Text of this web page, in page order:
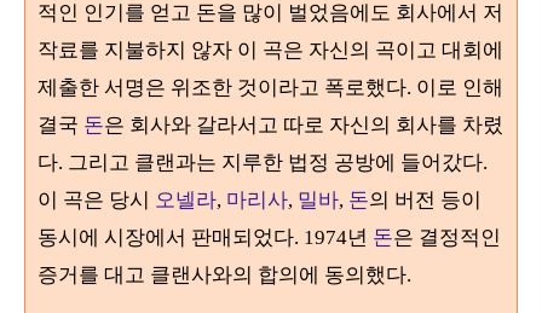
적인 인기를 얻고 돈을 많이 벌었음에도 회사에서 저
작료를 지불하지 않자 이 곡은 자신의 곡이고 대회에
제출한 서명은 위조한 것이라고 폭로했다. 이로 인해
결국 돈은 회사와 갈라서고 따로 자신의 회사를 차렸
다. 그리고 클랜과는 지루한 법정 공방에 들어갔다.
이 곡은 당시 오넬라, 마리사, 밀바, 돈의 버전 등이
동시에 시장에서 판매되었다. 1974년 돈은 결정적인
증거를 대고 클랜사와의 합의에 동의했다.